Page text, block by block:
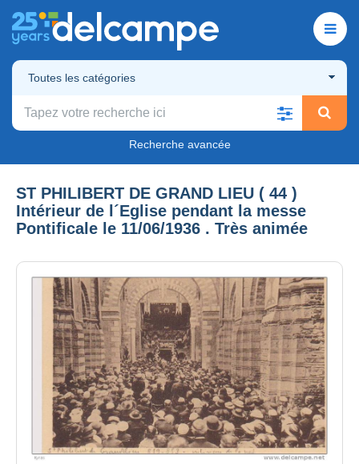
Toutes les catégories
Recherche avancée
ST PHILIBERT DE GRAND LIEU ( 44 )
Intérieur de l´Eglise pendant la messe
Pontificale le 11/06/1936 . Très animée